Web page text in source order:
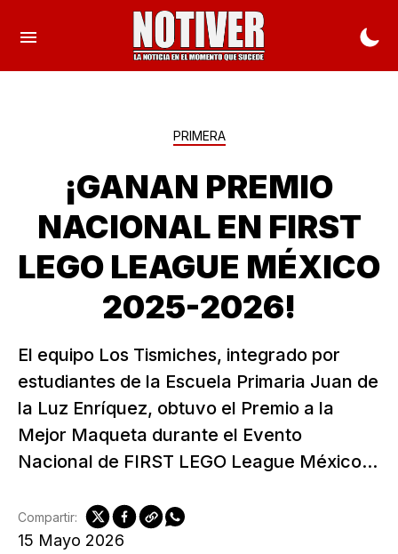
PRIMERA
¡GANAN PREMIO
NACIONAL EN FIRST
LEGO LEAGUE MÉXICO
2025-2026!
El equipo Los Tismiches, integrado por
estudiantes de la Escuela Primaria Juan de
la Luz Enríquez, obtuvo el Premio a la
Mejor Maqueta durante el Evento
Nacional de FIRST LEGO League México...
15 Mayo 2026
Compartir: